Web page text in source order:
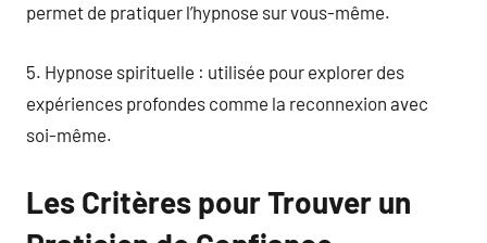
permet de pratiquer l’hypnose sur vous-même.
5. Hypnose spirituelle : utilisée pour explorer des
expériences profondes comme la reconnexion avec
soi-même.
Les Critères pour Trouver un